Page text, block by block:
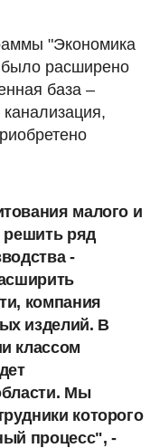
"Экономика
расширено
база –
малого и
решить ряд
-
компания
изделий. В
классом
Мы
которого
процесс", -